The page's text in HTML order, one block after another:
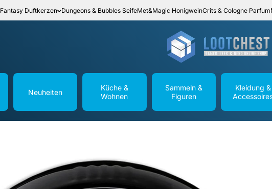
Fantasy Duftkerzen Dungeons & Bubbles SeifeMet&Magic HonigweinCrits & Cologne Parfum
Neuheiten
Küche &
Wohnen
Sammeln &
Figuren
Kleidung &